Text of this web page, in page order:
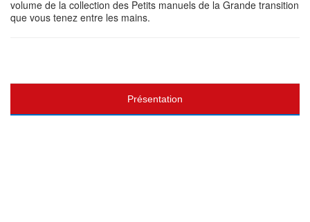
volume de la collection des Petits manuels de la Grande transition
que vous tenez entre les mains.
Présentation